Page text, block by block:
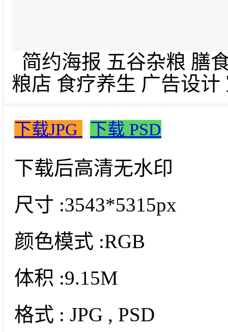
简约海报 五谷杂粮 膳
粮店 食疗养生 广告设
下载JPG 下载 PSD
下载后高清无水印
尺寸 :3543*5315px
颜色模式 :RGB
体积 :9.15M
格式 : JPG , PSD